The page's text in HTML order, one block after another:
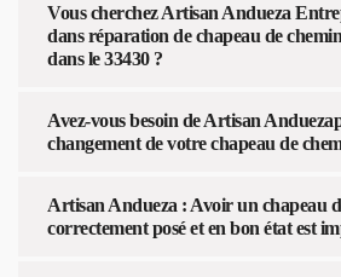
Vous cherchez Artisan Andueza
dans réparation de chapeau de
dans le 33430 ?
Avez-vous besoin de Artisan
changement de votre chapeau de
Artisan Andueza : Avoir un chapeau
correctement posé et en bon état est